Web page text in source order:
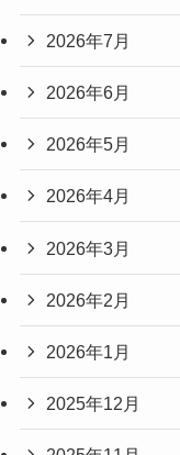
2026年7月
2026年6月
2026年5月
2026年4月
2026年3月
2026年2月
2026年1月
2025年12月